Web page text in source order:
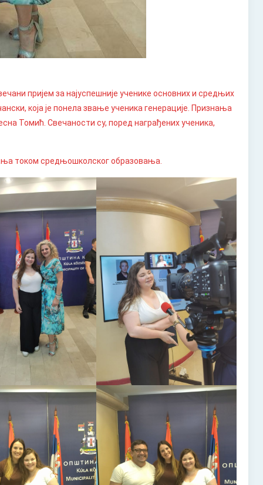
пријем за најуспешније ученике основних и средњих
која је понела звање ученика генерације. Признања
Томић. Свечаности су, поред награђених ученика,
током средњошколског образовања.